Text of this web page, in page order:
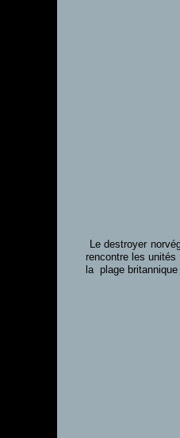
Le destroyer
rencontre les
la plage